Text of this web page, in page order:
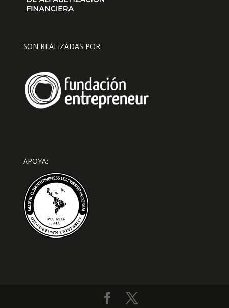
SON REALIZADAS POR:
APOYA: